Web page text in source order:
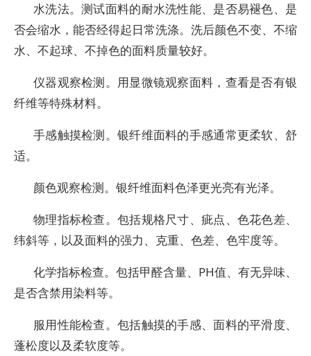
水洗法。测试面料的耐水洗性能、是否易褪色、是
否会缩水，能否经得起日常洗涤。洗后颜色不变、不缩
水、不起球、不掉色的面料质量较好。
仪器观察检测。用显微镜观察面料，查看是否有银
纤维等特殊材料。
手感触摸检测。银纤维面料的手感通常更柔软、舒
适。
颜色观察检测。银纤维面料色泽更光亮有光泽。
物理指标检查。包括规格尺寸、疵点、色花色差、
纬斜等，以及面料的强力、克重、色差、色牢度等。
化学指标检查。包括甲醛含量、PH值、有无异味、
是否含禁用染料等。
服用性能检查。包括触摸的手感、面料的平滑度、
蓬松度以及柔软度等。